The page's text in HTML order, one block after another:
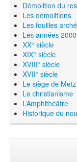
Démolition du
Les démolitions
Les fouilles
Les années 2000
XX° siècle
XIX° siècle
XVIII° siècle
XVII° siècle
Le siège de Metz
Le christianisme
L’Amphithéâtre
Historique du